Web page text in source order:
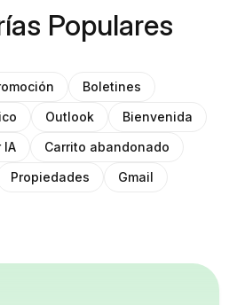
Populares
Boletines
Outlook
Bienvenida
IA
Carrito abandonado
Propiedades Gmail